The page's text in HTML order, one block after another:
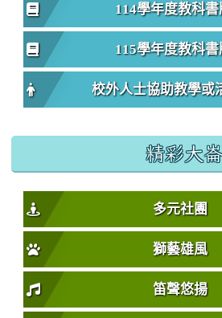
114學年度教科書
115學年度教科書
校外人士協助教學或
精彩大崙
多元社團
獅藝雄風
笛聲悠揚